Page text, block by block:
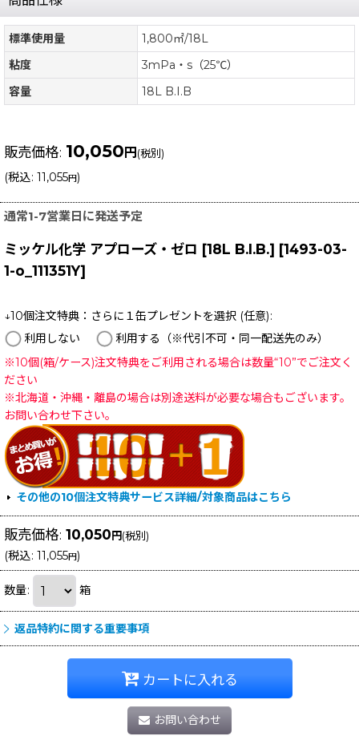
標準使用量
1,800㎡/18L
粘度
3mPa・s（25℃）
容量
18L B.I.B
販売価格: 10,050円(税別)
(税込: 11,055円)
通常1-7営業日に発送予定
ミッケル化学 アプローズ・ゼロ [18L B.I.B.] [1493-03-
1-o_111351Y]
↓10個注文特典：さらに１缶プレゼントを選択 (任意):
利用しない
利用する（※代引不可・同一配送先のみ）
※10個(箱/ケース)注文特典をご利用される場合は数量“10”でご注文く
ださい
※北海道・沖縄・離島の場合は別途送料が必要な場合もございます。
お問い合わせ下さい。
その他の10個注文特典サービス詳細/対象商品はこちら
販売価格: 10,050円(税別)
(税込: 11,055円)
数量: 箱
返品特約に関する重要事項
カートに入れる
お問い合わせ